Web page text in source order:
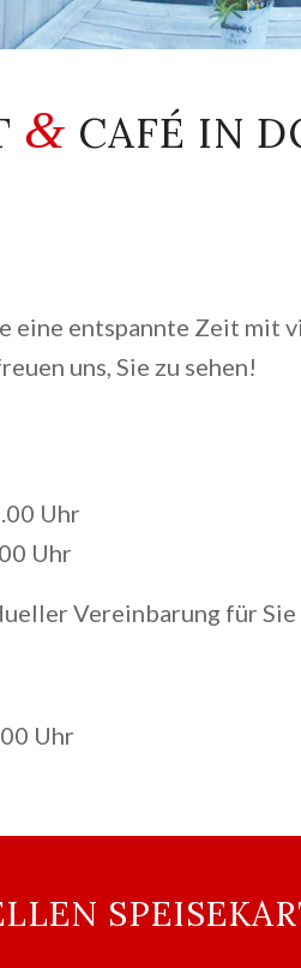
& CAFÉ IN
entspannte Zeit mit
uns, Sie zu sehen!
Uhr
Uhr
Vereinbarung für Sie
Uhr